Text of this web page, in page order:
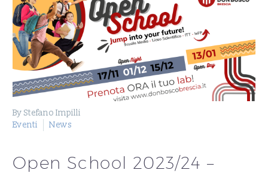
By Stefano Impilli
Eventi
News
Open School 2023/24 –